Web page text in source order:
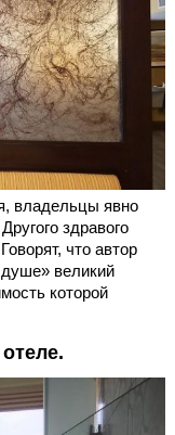
владельцы явно
здравого
что автор
великий
которой